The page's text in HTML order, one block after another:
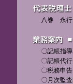
八巻 永行
〇記帳指導
〇記帳代
〇税務申告
〇月次監